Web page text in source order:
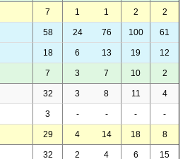
7 1 1 2 2
58 24 76 100 61
18 6 13 19 12
7 3 7 10 2
32 3 8 11 4
3 - - - -
29 4 14 18 8
32 2 4 6 15